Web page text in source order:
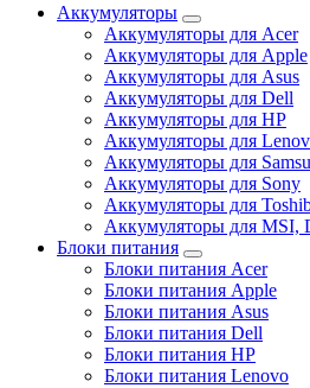
Аккумуляторы
Аккумуляторы для Acer
Аккумуляторы для Apple
Аккумуляторы для Asus
Аккумуляторы для Dell
Аккумуляторы для HP
Аккумуляторы для
Аккумуляторы для
Аккумуляторы для Sony
Аккумуляторы для
Аккумуляторы для MSI,
Блоки питания
Блоки питания Acer
Блоки питания Apple
Блоки питания Asus
Блоки питания Dell
Блоки питания HP
Блоки питания Lenovo